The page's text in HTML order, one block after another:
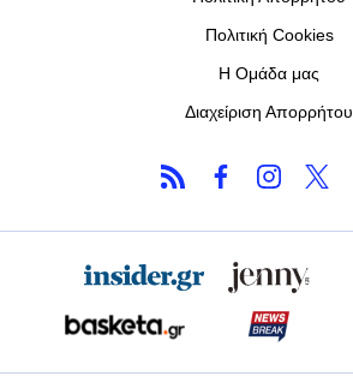
Πολιτική Cookies
Η Ομάδα μας
Διαχείριση Απορρήτου